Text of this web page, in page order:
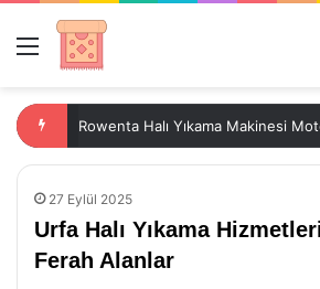
Menü
27 Eylül 2025
Urfa Halı Yıkama
Ferah Alanlar